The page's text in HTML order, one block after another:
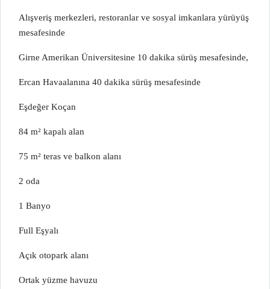
Alışveriş merkezleri, restoranlar ve sosyal imkanlara yürüyüş
mesafesinde
Girne Amerikan Üniversitesine 10 dakika sürüş mesafesinde,
Ercan Havaalanına 40 dakika sürüş mesafesinde
Eşdeğer Koçan
84 m² kapalı alan
75 m² teras ve balkon alanı
2 oda
1 Banyo
Full Eşyalı
Açık otopark alanı
Ortak yüzme havuzu